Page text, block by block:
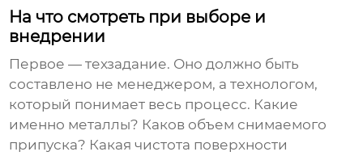
На что смотреть при выборе и
внедрении
Первое — техзадание. Оно должно быть
составлено не менеджером, а технологом,
который понимает весь процесс. Какие
именно металлы? Каков объем снимаемого
припуска? Какая чистота поверхности